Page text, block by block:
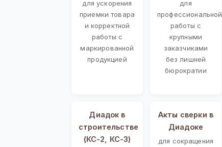
для ускорения
приемки товара
и корректной
работы с
маркированной
продукцией
для
профессиональной
работы с
крупными
заказчиками
без лишней
бюрократии
Диадок в
строительстве
(КС-2, КС-3)
Акты сверки в
Диадоке
для сокращения